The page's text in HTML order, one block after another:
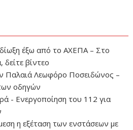
έξω από το ΑΧΕΠΑ – Στο
βίντεο
Παλαιά Λεωφόρο Ποσειδώνος –
οδηγών
- Ενεργοποίηση του 112 για
η εξέταση των ενστάσεων με